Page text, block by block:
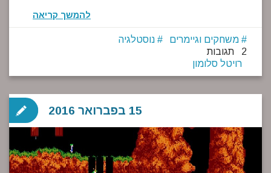
להמשך קריאה
משחקים וגיימרים
נוסטלגיה
2 תגובות
רויטל סלומון
15 בפברואר 2016